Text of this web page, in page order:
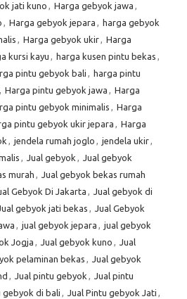
jati kuno , Harga gebyok jawa ,
, Harga gebyok jepara , harga gebyok
, Harga gebyok ukir, Harga
kursi kayu , harga kusen pintu bekas ,
pintu gebyok bali , harga pintu
, Harga pintu gebyok jawa , Harga
pintu gebyok minimalis , Harga
pintu gebyok ukir jepara , Harga
, jendela rumah joglo , jendela ukir,
, Jual gebyok , Jual gebyok
murah , Jual gebyok bekas rumah
Gebyok Di Jakarta , Jual gebyok di
gebyok jati bekas , Jual Gebyok
, jual gebyok jepara , jual gebyok
Jogja , Jual gebyok kuno , Jual
pelaminan bekas , Jual gebyok
, Jual pintu gebyok , Jual pintu
gebyok di bali , Jual Pintu gebyok Jati ,